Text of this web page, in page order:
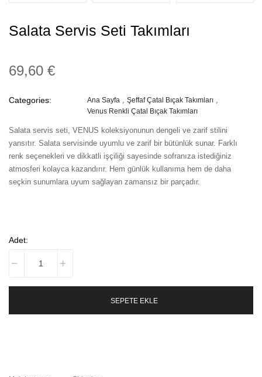
Salata Servis Seti Takımları
69,60 €
Categories: Ana Sayfa
Şeffaf Çatal Bıçak Takımları
Venus Renkli Çatal Bıçak Takımları
Salata servis seti, VENUS koleksiyonunun dengeli ve zarif stilini
yansıtır. Salata servisinde uyumlu ve zarif bir bütünlük sunar. Farklı
renk seçenekleri ve dikkatli işçiliği sayesinde sofranıza istediğiniz
atmosferi kolayca kazandırır. Hem günlük kullanıma hem de daha
seçkin sunumlara uyum sağlayan zamansız bir parçadır.
Adet:
SEPETE EKLE